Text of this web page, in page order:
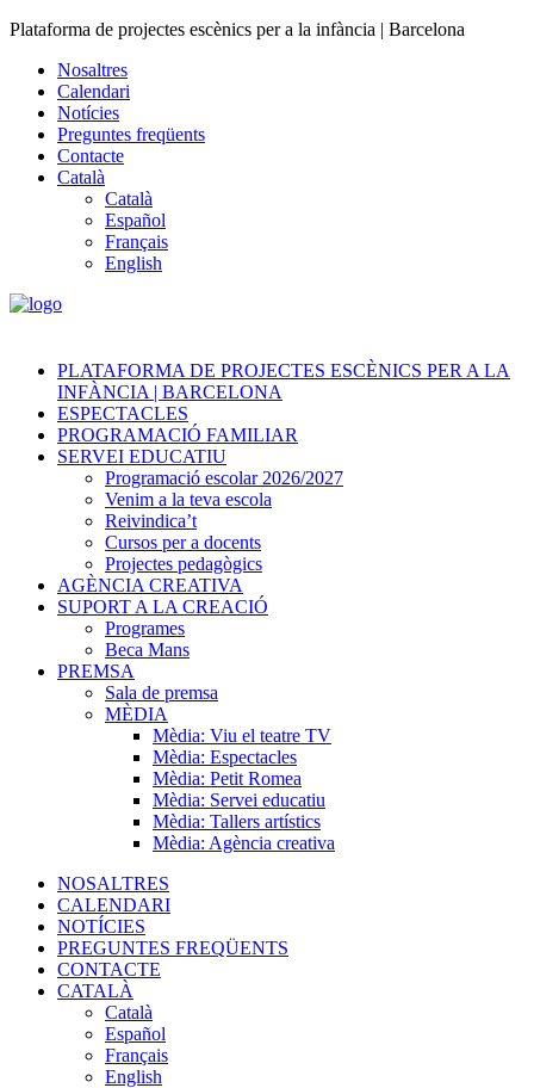
Plataforma de projectes escènics per a la infància | Barcelona
Nosaltres
Calendari
Notícies
Preguntes freqüents
Contacte
Català
Català
Español
Français
English
PLATAFORMA DE PROJECTES ESCÈNICS PER A LA
INFÀNCIA | BARCELONA
ESPECTACLES
PROGRAMACIÓ FAMILIAR
SERVEI EDUCATIU
Programació escolar 2026/2027
Venim a la teva escola
Reivindica’t
Cursos per a docents
Projectes pedagògics
AGÈNCIA CREATIVA
SUPORT A LA CREACIÓ
Programes
Beca Mans
PREMSA
Sala de premsa
MÈDIA
Mèdia: Viu el teatre TV
Mèdia: Espectacles
Mèdia: Petit Romea
Mèdia: Servei educatiu
Mèdia: Tallers artístics
Mèdia: Agència creativa
NOSALTRES
CALENDARI
NOTÍCIES
PREGUNTES FREQÜENTS
CONTACTE
CATALÀ
Català
Español
Français
English